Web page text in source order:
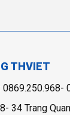
THVIET
0869.250.968-
34 Trang